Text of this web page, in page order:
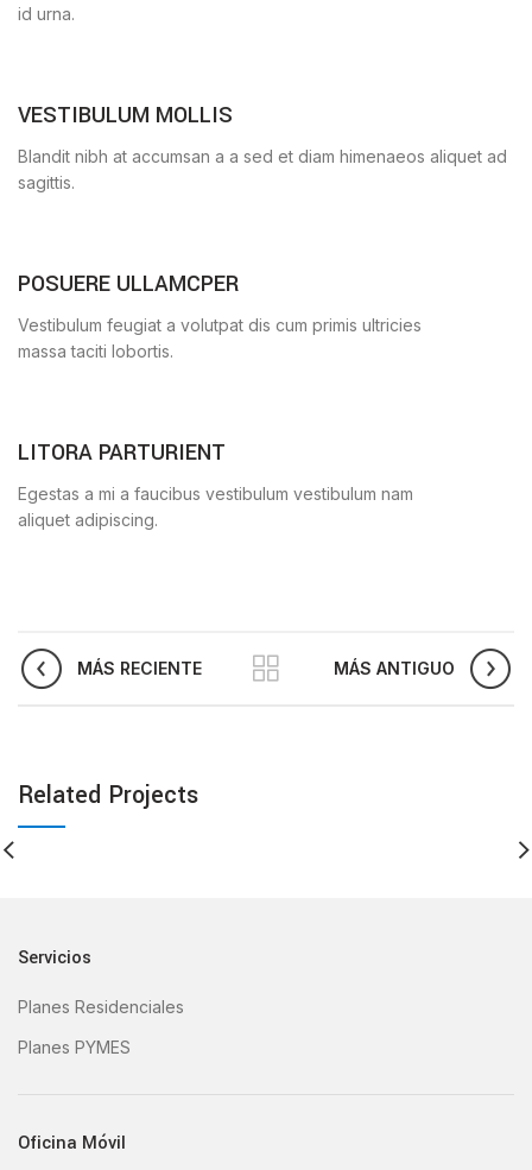
id urna.
VESTIBULUM MOLLIS
Blandit nibh at accumsan a a sed et diam himenaeos aliquet ad
sagittis.
POSUERE ULLAMCPER
Vestibulum feugiat a volutpat dis cum primis ultricies
massa taciti lobortis.
LITORA PARTURIENT
Egestas a mi a faucibus vestibulum vestibulum nam
aliquet adipiscing.
MÁS RECIENTE MÁS ANTIGUO
Related Projects
Servicios
Planes Residenciales
Planes PYMES
Oficina Móvil